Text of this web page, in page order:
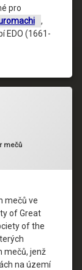
pro
EDO (1661-
mečů
mečů ve
of Great
of the
mečů, jenž
na území